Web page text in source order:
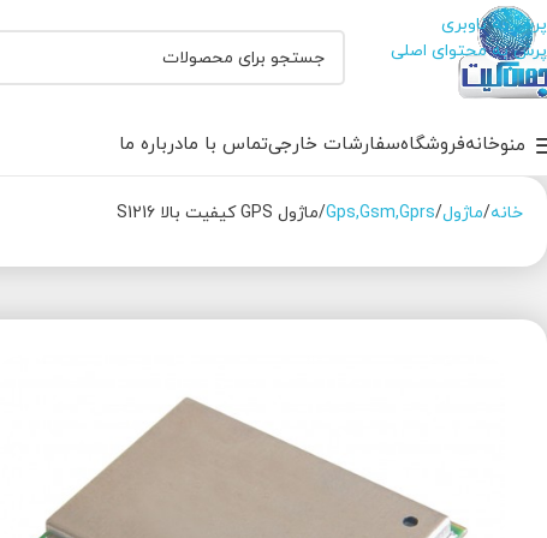
پرش به ناوبری
پرش به محتوای اصلی
منوخانهفروشگاهسفارشات خارجیتماس با مادرباره ما
خانه ماژول Gps,Gsm,Gprs ماژول GPS کیفیت بالا S1216